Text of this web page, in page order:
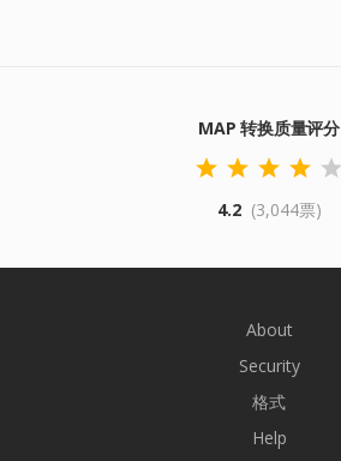
MAP 转换质量评分
4.2 (3,044票)
About
Security
格式
Help